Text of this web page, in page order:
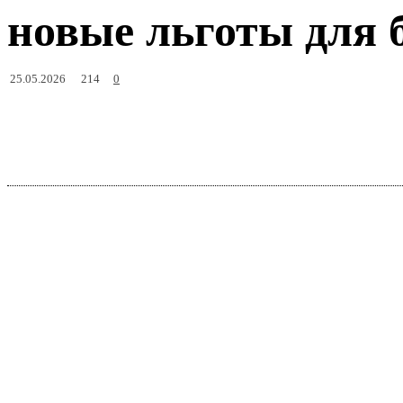
новые льготы для
25.05.2026 214 0